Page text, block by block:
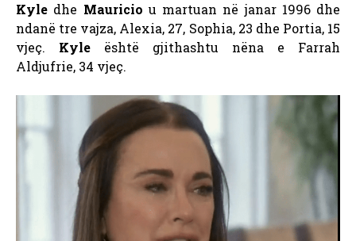
Kyle dhe Mauricio u martuan në janar 1996 dhe
ndanë tre vajza, Alexia, 27, Sophia, 23 dhe Portia, 15
vjeç. Kyle është gjithashtu nëna e Farrah
Aldjufrie, 34 vjeç.